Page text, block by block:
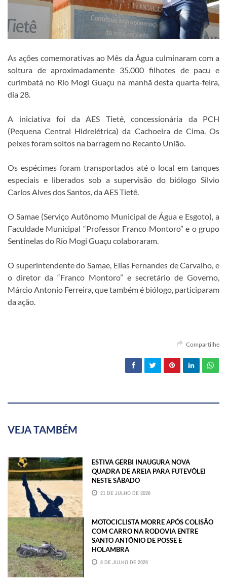
As ações comemorativas ao Mês da Água culminaram com a
soltura de aproximadamente 35.000 filhotes de pacu e
curimbatá no Rio Mogi Guaçu na manhã desta quarta-feira,
dia 28.
A iniciativa foi da AES Tietê, concessionária da PCH
(Pequena Central Hidrelétrica) da Cachoeira de Cima. Os
peixes foram soltos na barragem no Recanto União.
Os espécimes foram transportados até o local em tanques
especiais e liberados sob a supervisão do biólogo Silvio
Carlos Alves dos Santos, da AES Tietê.
O Samae (Serviço Autônomo Municipal de Água e Esgoto), a
Faculdade Municipal “Professor Franco Montoro” e o grupo
Sentinelas do Rio Mogi Guaçu colaboraram.
O superintendente do Samae, Elias Fernandes de Carvalho, e
o diretor da “Franco Montoro” e secretário de Governo,
Márcio Antonio Ferreira, que também é biólogo, participaram
da ação.
Compartilhe
VEJA TAMBÉM
ESTIVA GERBI INAUGURA NOVA
QUADRA DE AREIA PARA FUTEVÔLEI
NESTE SÁBADO
21 DE JULHO DE 2026
MOTOCICLISTA MORRE APÓS COLISÃO
COM CARRO NA RODOVIA ENTRE
SANTO ANTÔNIO DE POSSE E
HOLAMBRA
8 DE JULHO DE 2026